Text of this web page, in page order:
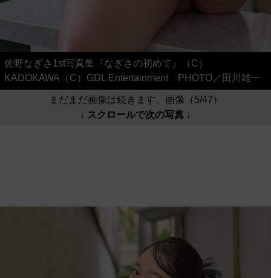
佐野なぎさ1st写真集『なぎさの初めて』（C）
KADOKAWA（C）GDL Entertainment PHOTO／田川雄一
まだまだ画像は続きます。画像（5/47）
↓ スクロールで次の写真 ↓